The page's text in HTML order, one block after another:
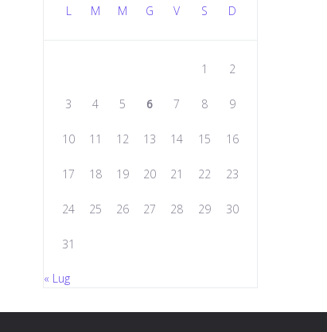
L M M G V S D
1 2
3 4 5 6 7 8 9
10 11 12 13 14 15 16
17 18 19 20 21 22 23
24 25 26 27 28 29 30
31
« Lug